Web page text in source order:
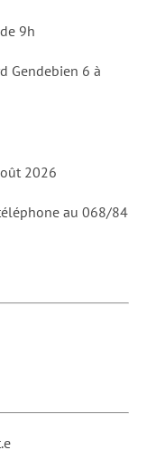
9h
Gendebien 6 à
2026
au 068/84